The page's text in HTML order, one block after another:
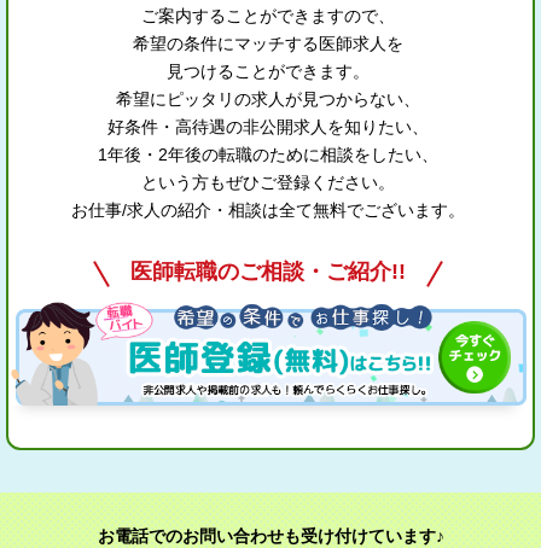
ご案内することができますので、
希望の条件にマッチする医師求人を
見つけることができます。
希望にピッタリの求人が見つからない、
好条件・高待遇の非公開求人を知りたい、
1年後・2年後の転職のために相談をしたい、
という方もぜひご登録ください。
お仕事/求人の紹介・相談は全て無料でございます。
医師転職のご相談・ご紹介!!
お電話でのお問い合わせも受け付けています♪